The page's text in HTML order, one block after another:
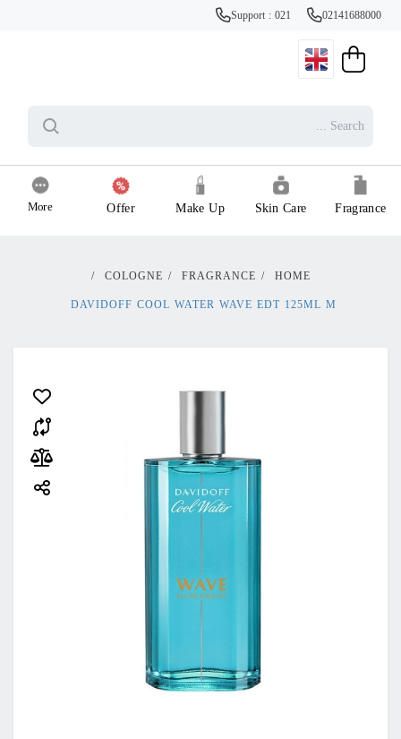
Support : 021 02141688000
Fragrance
Skin Care
Make Up
Offer
More
HOME
/
FRAGRANCE
/
COLOGNE
/
DAVIDOFF COOL WATER WAVE EDT 125ML M